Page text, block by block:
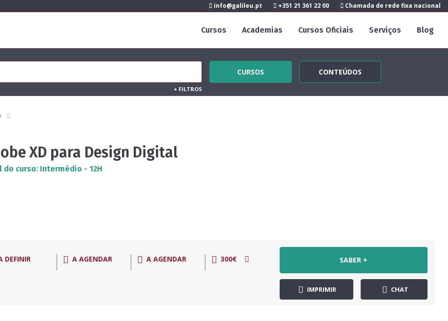
info@galileu.pt +351 21 361 22 00 Chamada de rede fixa nacional
Cursos Academias Cursos Oficiais Serviços Blog
CURSOS CONTEÚDOS
+ FILTROS
XD para Design Digital
do curso: Intermédio - 12H
DEFINIR A AGENDAR A AGENDAR 300€ SABER +
IMPRIMIR CHAT